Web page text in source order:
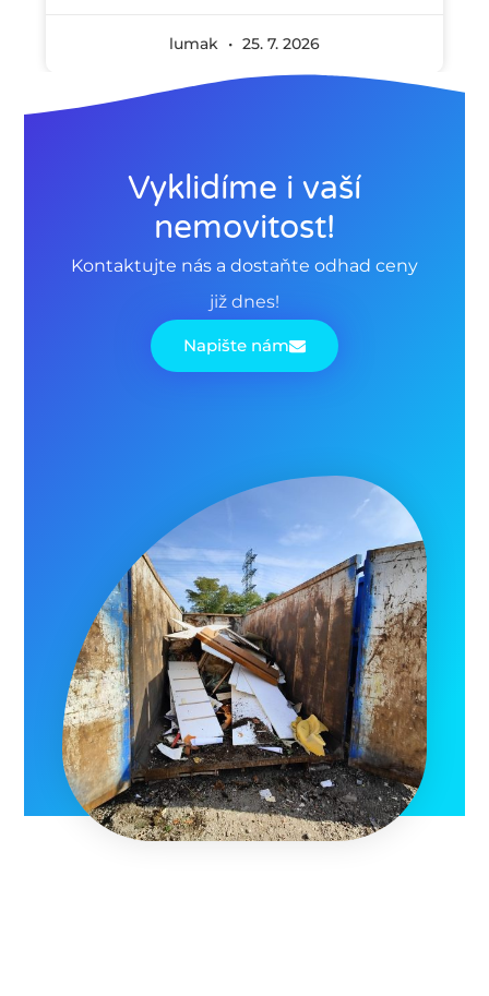
lumak 25. 7. 2026
Vyklidíme i vaší
nemovitost!
Kontaktujte nás a dostaňte odhad ceny
již dnes!
Napište nám